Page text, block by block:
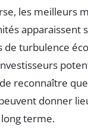
les meilleurs
apparaissent
de turbulence
reconnaître
donner
terme.